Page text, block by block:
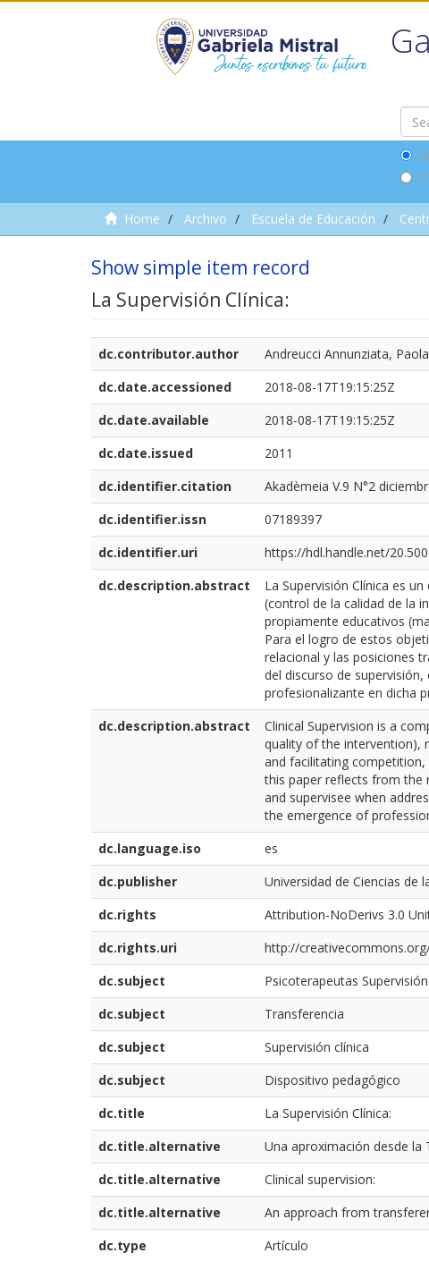
Home Archivo Escuela de Educación
Show simple item record
La Supervisión Clínica:
dc.contributor.author
Andreucci Annunziata, Paola
dc.date.accessioned
2018-08-17T19:15:25Z
dc.date.available
2018-08-17T19:15:25Z
dc.date.issued
2011
dc.identifier.citation
Akadèmeia V.9 N°2
dc.identifier.issn
07189397
dc.identifier.uri
https://hdl.handle.net/
dc.description.abstract
La Supervisión Clínica es
(control de la calidad de la
propiamente educativos
Para el logro de estos
relacional y las posiciones
del discurso de
profesionalizante en dicha
dc.description.abstract
Clinical Supervision is a
quality of the intervention),
and facilitating competition,
this paper reflects from the
and supervisee when
the emergence of
dc.language.iso
es
dc.publisher
Universidad de Ciencias de
dc.rights
Attribution-NoDerivs 3.0
dc.rights.uri
http://
dc.subject
Psicoterapeutas Supervisión
dc.subject
Transferencia
dc.subject
Supervisión clínica
dc.subject
Dispositivo pedagógico
dc.title
La Supervisión Clínica:
dc.title.alternative
Una aproximación desde la
dc.title.alternative
Clinical supervision:
dc.title.alternative
An approach from
dc.type
Artículo